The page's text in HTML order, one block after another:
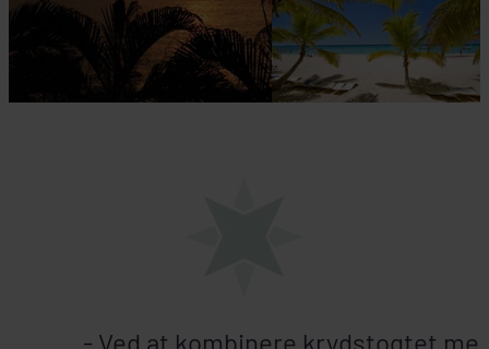
- Ved at kombinere krydstogtet